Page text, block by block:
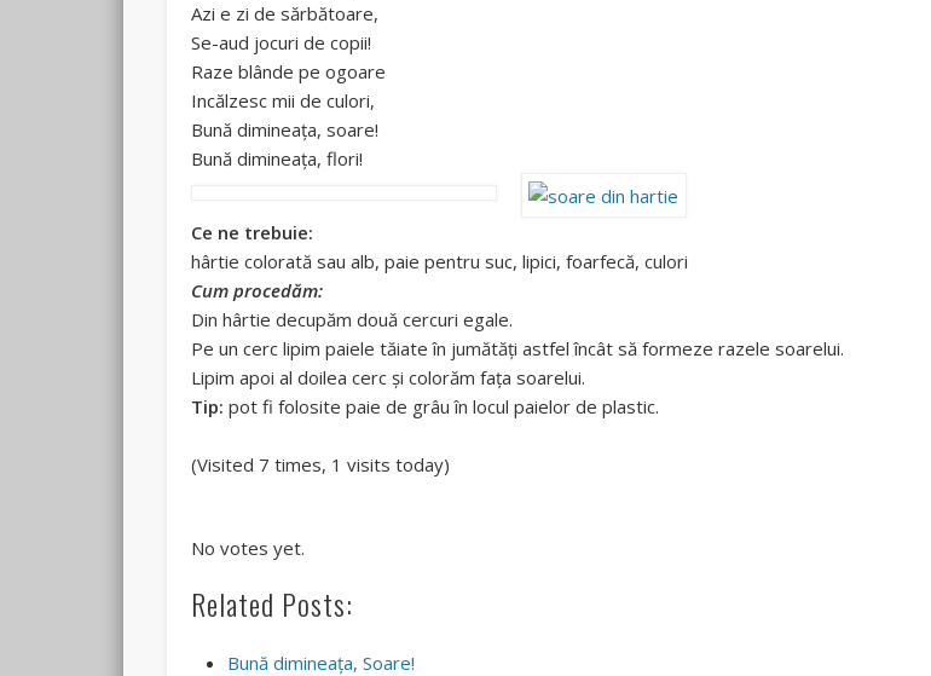
Azi e zi de sărbătoare,
Se-aud jocuri de copii!
Raze blânde pe ogoare
Incălzesc mii de culori,
Bună dimineața, soare!
Bună dimineața, flori!
Ce ne trebuie:
hârtie colorată sau alb, paie pentru suc, lipici, foarfecă, culori
Cum procedăm:
Din hârtie decupăm două cercuri egale.
Pe un cerc lipim paiele tăiate în jumătăți astfel încât să formeze razele soarelui.
Lipim apoi al doilea cerc și colorăm fața soarelui.
Tip: pot fi folosite paie de grâu în locul paielor de plastic.
(Visited 7 times, 1 visits today)
this
No votes yet.
Related Posts:
Bună dimineața, Soare!